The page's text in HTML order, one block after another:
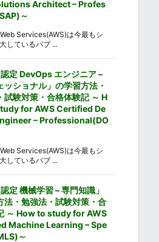
Architect – Profes
～
Services(AWS)は今最もシ
しているパブ ...
認定 DevOps エンジニア –
ッショナル」の学習方法・
試験対策・合格体験記 ～ H
for AWS Certified De
– Professional(DO
Services(AWS)は今最もシ
しているパブ ...
認定 機械学習 – 専門知識」
法・勉強法・試験対策・合
～ How to study for AWS
Machine Learning – Spe
～